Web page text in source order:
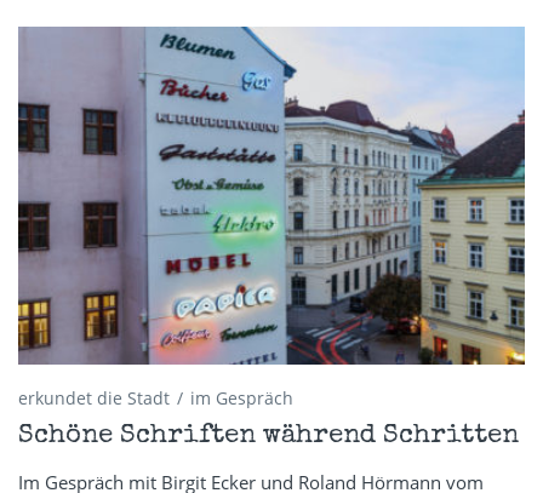
erkundet die Stadt im Gespräch
Schöne Schriften während Schritten
Im Gespräch mit Birgit Ecker und Roland Hörmann vom